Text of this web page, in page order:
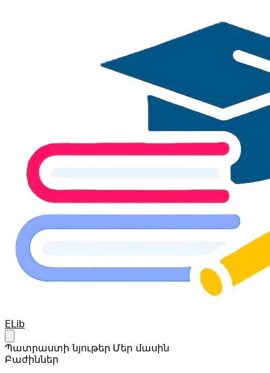
Your Company
ELib
Պատրաստի նյութեր Մեր մասին
Բաժիններ